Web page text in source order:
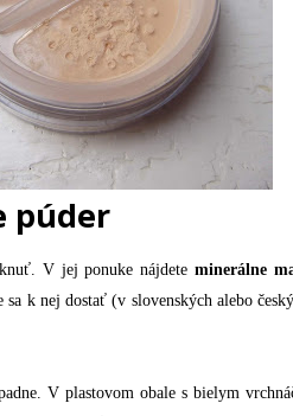
púder
V jej ponuke nájdete minerálne
k nej dostať (v slovenských alebo
V plastovom obale s bielym